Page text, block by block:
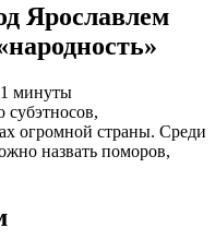
Ярославлем
1 минуты
субэтносов,
огромной страны. Среди
назвать поморов,